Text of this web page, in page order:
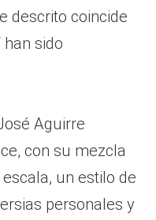
descrito coincide
sido
Aguirre
con su mezcla
un estilo de
personales y